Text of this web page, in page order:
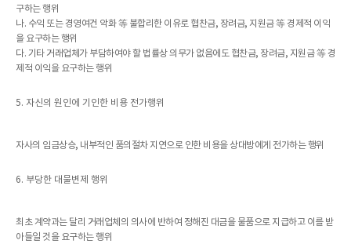
구하는 행위
나. 수익 또는 경영여건 악화 等 불합리한 이유로 협찬금, 장려금, 지원금 等 경제적 이익
을 요구하는 행위
다. 기타 거래업체가 부담하여야 할 법률상 의무가 없음에도 협찬금, 장려금, 지원금 等 경
제적 이익을 요구하는 행위
5. 자신의 원인에 기인한 비용 전가행위
자사의 임금상승, 내부적인 품의절차 지연으로 인한 비용을 상대방에게 전가하는 행위
6. 부당한 대물변제 행위
최초 계약과는 달리 거래업체의 의사에 반하여 정해진 대금을 물품으로 지급하고 이를 받
아들일 것을 요구하는 행위